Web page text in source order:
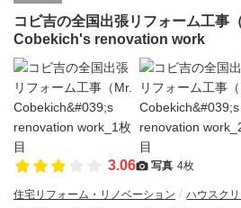
コビ吉の全国出張リフォーム工事
Cobekich's renovation work
3.06 写真 4枚
住宅リフォーム・リノベーション ハウスク